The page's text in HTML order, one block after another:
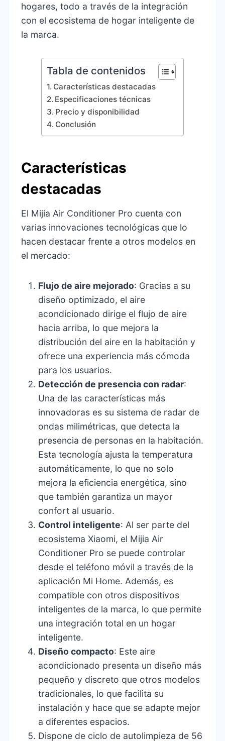
hogares, todo a través de la integración
con el ecosistema de hogar inteligente de
la marca.
Tabla de contenidos
Características destacadas
Especificaciones técnicas
Precio y disponibilidad
Conclusión
Características
destacadas
El Mijia Air Conditioner Pro cuenta con
varias innovaciones tecnológicas que lo
hacen destacar frente a otros modelos en
el mercado:
Flujo de aire mejorado: Gracias a su
diseño optimizado, el aire
acondicionado dirige el flujo de aire
hacia arriba, lo que mejora la
distribución del aire en la habitación y
ofrece una experiencia más cómoda
para los usuarios.
Detección de presencia con radar:
Una de las características más
innovadoras es su sistema de radar de
ondas milimétricas, que detecta la
presencia de personas en la habitación.
Esta tecnología ajusta la temperatura
automáticamente, lo que no solo
mejora la eficiencia energética, sino
que también garantiza un mayor
confort al usuario.
Control inteligente: Al ser parte del
ecosistema Xiaomi, el Mijia Air
Conditioner Pro se puede controlar
desde el teléfono móvil a través de la
aplicación Mi Home. Además, es
compatible con otros dispositivos
inteligentes de la marca, lo que permite
una integración total en un hogar
inteligente.
Diseño compacto: Este aire
acondicionado presenta un diseño más
pequeño y discreto que otros modelos
tradicionales, lo que facilita su
instalación y hace que se adapte mejor
a diferentes espacios.
Dispone de ciclo de autolimpieza de 56